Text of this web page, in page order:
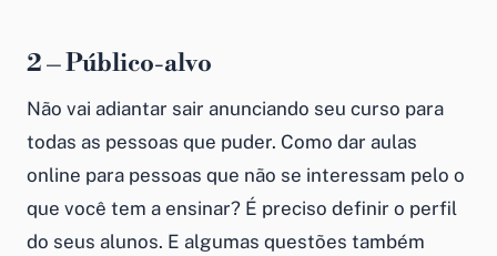
2 – Público-alvo
Não vai adiantar sair anunciando seu curso para
todas as pessoas que puder. Como dar aulas
online para pessoas que não se interessam pelo o
que você tem a ensinar? É preciso definir o perfil
do seus alunos. E algumas questões também